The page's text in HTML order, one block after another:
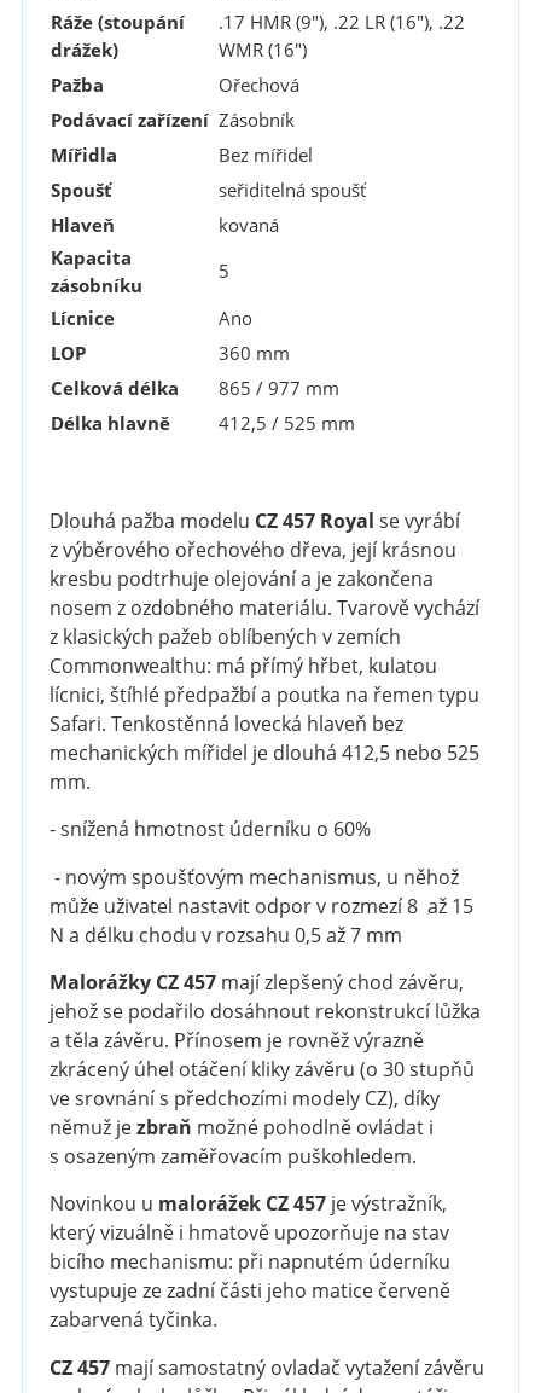
Ráže (stoupání
drážek)
.17 HMR (9"), .22 LR (16"), .22
WMR (16")
Pažba
Ořechová
Podávací zařízení Zásobník
Mířidla
Bez mířidel
Spoušť
seřiditelná spoušť
Hlaveň
kovaná
Kapacita
zásobníku
5
Lícnice
Ano
LOP
360 mm
Celková délka
865 / 977 mm
Délka hlavně
412,5 / 525 mm
Dlouhá pažba modelu CZ 457 Royal se vyrábí
z výběrového ořechového dřeva, její krásnou
kresbu podtrhuje olejování a je zakončena
nosem z ozdobného materiálu. Tvarově vychází
z klasických pažeb oblíbených v zemích
Commonwealthu: má přímý hřbet, kulatou
lícnici, štíhlé předpažbí a poutka na řemen typu
Safari. Tenkostěnná lovecká hlaveň bez
mechanických mířidel je dlouhá 412,5 nebo 525
mm.
- snížená hmotnost úderníku o 60%
- novým spoušťovým mechanismus, u něhož
může uživatel nastavit odpor v rozmezí 8 až 15
N a délku chodu v rozsahu 0,5 až 7 mm
Malorážky CZ 457mají zlepšený chod závěru,
jehož se podařilo dosáhnout rekonstrukcí lůžka
a těla závěru. Přínosem je rovněž výrazně
zkrácený úhel otáčení kliky závěru (o 30 stupňů
ve srovnání s předchozími modely CZ), díky
němuž jezbraň možné pohodlně ovládat i
s osazeným zaměřovacím puškohledem.
Novinkou u malorážek CZ 457je výstražník,
který vizuálně i hmatově upozorňuje na stav
bicího mechanismu: při napnutém úderníku
vystupuje ze zadní části jeho matice červeně
zabarvená tyčinka.
CZ 457mají samostatný ovladač vytažení závěru